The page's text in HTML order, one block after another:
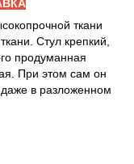
ткани
Стул крепкий,
продуманная
При этом сам он
в разложенном